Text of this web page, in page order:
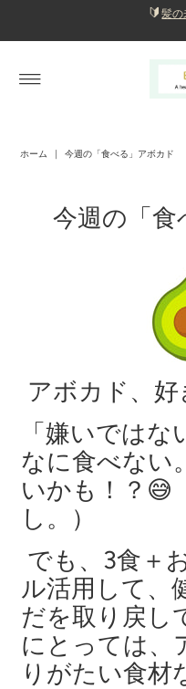
🔰髪の
ホーム | 今週の「食べる」アボカド
今週の「食
アボカド、好
「嫌いでは
なに食べない
いかも！？😅
し。）
でも、3食＋
ル活用して、
だを取り戻し
にとっては、
りがたい食材